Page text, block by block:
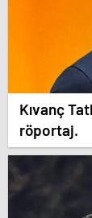
Kıvanç
röportaj.